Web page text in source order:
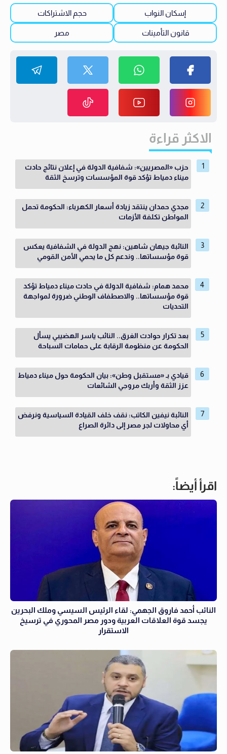
إسكان النواب حجم الاشتراكات
قانون التأمينات مصر
الاكثر قراءة
حزب «المصريين»: شفافية الدولة في إعلان نتائج حادث
ميناء دمياط تؤكد قوة المؤسسات وترسخ الثقة
مجدي حمدان ينتقد زيادة أسعار الكهرباء: الحكومة تحمل
المواطن تكلفة الأزمات
النائبة جيهان شاهين: نهج الدولة في الشفافية يعكس
قوة مؤسساتها.. وندعم كل ما يحمي الأمن القومي
محمد همام: شفافية الدولة في حادث ميناء دمياط تؤكد
قوة مؤسساتها.. والاصطفاف الوطني ضرورة لمواجهة
التحديات
بعد تكرار حوادث الغرق.. النائب ياسر الهضيبي يسأل
الحكومة عن منظومة الرقابة على حمامات السباحة
قيادي بـ «مستقبل وطن»: بيان الحكومة حول ميناء دمياط
عزز الثقة وأربك مروجي الشائعات
النائبة نيفين الكاتب: نقف خلف القيادة السياسية ونرفض
أي محاولات لجر مصر إلى دائرة الصراع
اقرأ أيضاً:
النائب أحمد فاروق الجهمي: لقاء الرئيس السيسي وملك البحرين
يجسد قوة العلاقات العربية ودور مصر المحوري في ترسيخ
الاستقرار